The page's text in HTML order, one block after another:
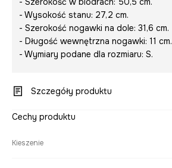
- Wysokość stanu: 27,2 cm.
- Szerokość nogawki na dole: 31,6 cm.
- Długość wewnętrzna nogawki: 11 cm.
- Wymiary podane dla rozmiaru: S.
Szczegóły produktu
Cechy produktu
Kieszenie